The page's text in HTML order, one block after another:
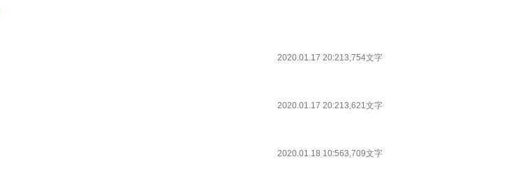
2020.01.17 20:213,754文字
2020.01.17 20:213,621文字
2020.01.18 10:563,709文字